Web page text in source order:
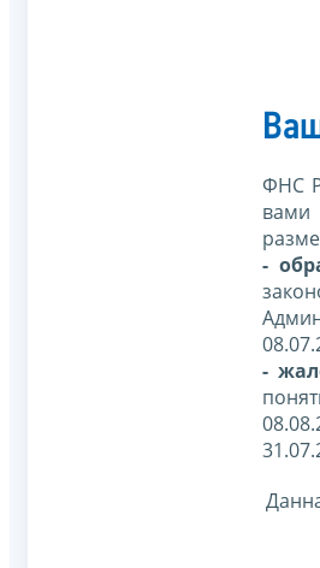
ФНС
-
-